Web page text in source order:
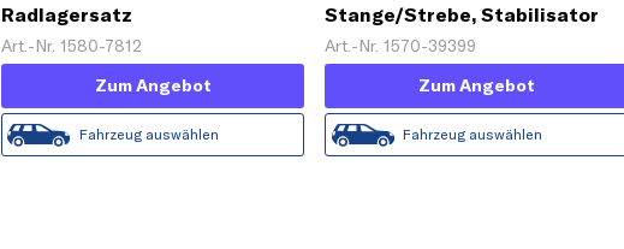
Radlagersatz
Art.-Nr. 1580-7812
Zum Angebot
Fahrzeug auswählen
Stange/Strebe, Stabilisator
Art.-Nr. 1570-39399
Zum Angebot
Fahrzeug auswählen